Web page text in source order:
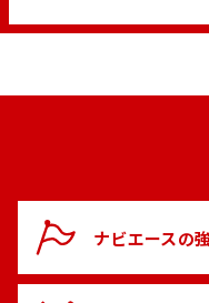
ナビエースの